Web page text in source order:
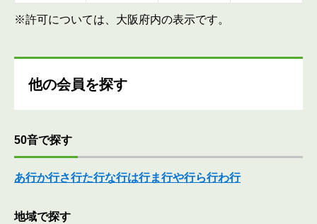
※許可については、大阪府内の表示です。
他の会員を探す
50音で探す
あ行か行さ行た行な行は行ま行や行ら行わ行
地域で探す